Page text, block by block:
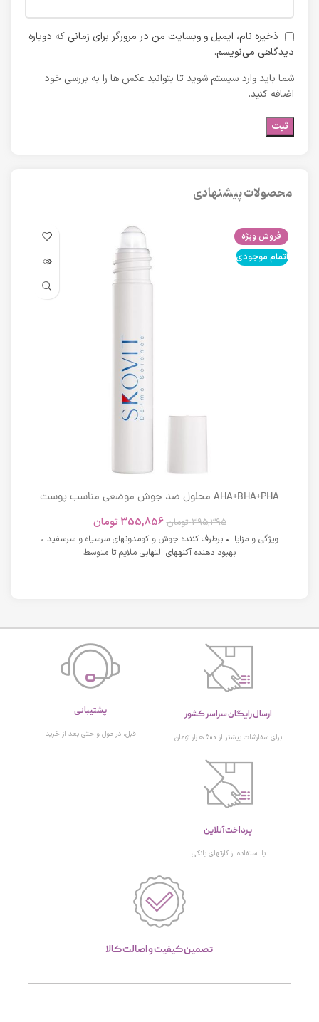
ذخیره نام، ایمیل و وبسایت من در مرورگر برای زمانی که دوباره
دیدگاهی می‌نویسم.
شما باید وارد سیستم شوید تا بتوانید عکس ها را به بررسی خود
اضافه کنید.
محصولات پیشنهادی
فروش ویژه
اتمام موجودی
AHA+BHA+PHA محلول ضد جوش موضعی مناسب پوست
395,395 تومان 355,856 تومان
ویژگی و مزایا: • برطرف کننده جوش و کومدونهای سرسیاه و سرسفید •
بهبود دهنده آکنههای التهابی ملایم تا متوسط
ارسال رایگان سراسر کشور
برای سفارشات بیشتر از 500 هزار تومان
پشتیبانی
قبل، در طول و حتی بعد از خرید
پرداخت آنلاین
با استفاده از کارتهای بانکی
تصمین کیفیت و اصالت کالا